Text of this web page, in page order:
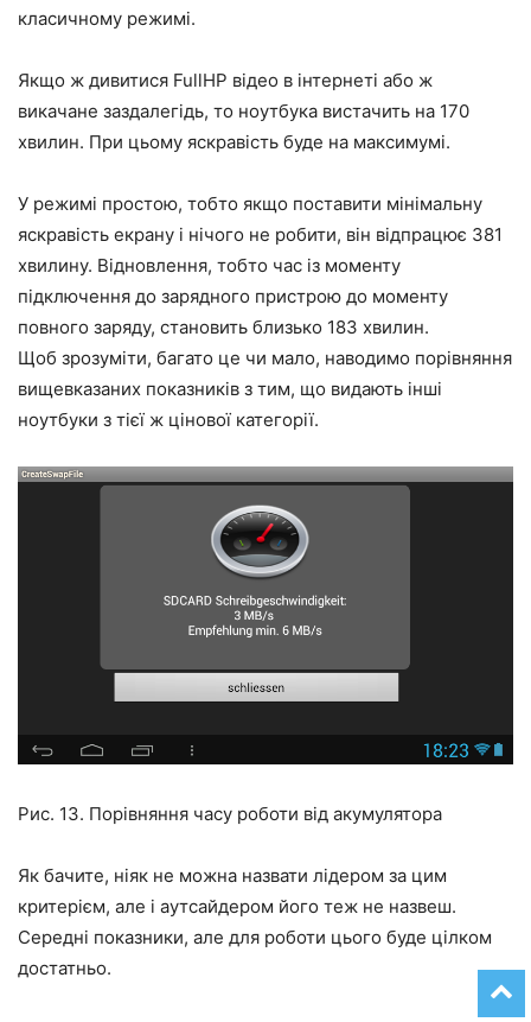
класичному режимі.
Якщо ж дивитися FullHP відео в інтернеті або ж
викачане заздалегідь, то ноутбука вистачить на 170
хвилин. При цьому яскравість буде на максимумі.
У режимі простою, тобто якщо поставити мінімальну
яскравість екрану і нічого не робити, він відпрацює 381
хвилину. Відновлення, тобто час із моменту
підключення до зарядного пристрою до моменту
повного заряду, становить близько 183 хвилин.
Щоб зрозуміти, багато це чи мало, наводимо порівняння
вищевказаних показників з тим, що видають інші
ноутбуки з тієї ж цінової категорії.
Рис. 13. Порівняння часу роботи від акумулятора
Як бачите, ніяк не можна назвати лідером за цим
критерієм, але і аутсайдером його теж не назвеш.
Середні показники, але для роботи цього буде цілком
достатньо.